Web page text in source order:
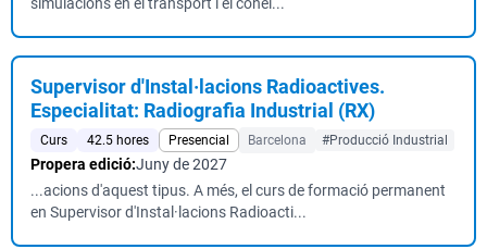
Supervisor d'Instal·lacions Radioactives.
Especialitat: Radiografia Industrial (RX)
Curs 42.5 hores Presencial Barcelona #Producció Industrial
Propera edició:Juny de 2027
...acions d'aquest tipus. A més, el curs de formació permanent
en Supervisor d'Instal·lacions Radioacti...